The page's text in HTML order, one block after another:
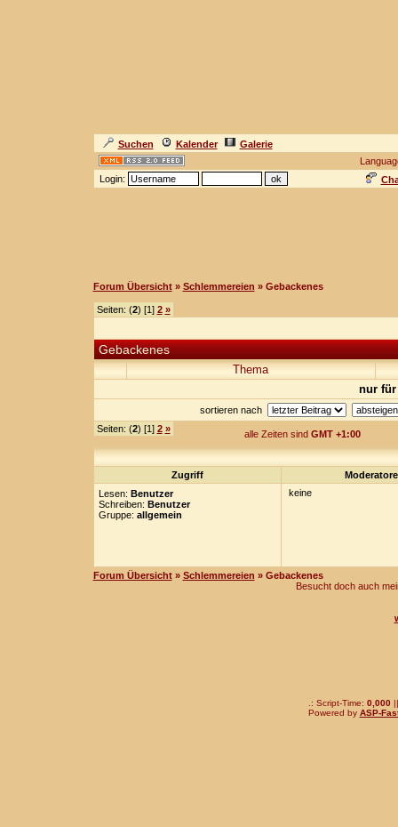
Suchen Kalender
Galerie
Login:
Forum Übersicht » Schlemmereien » Gebackenes
Seiten: (2) [1] 2 »
Gebackenes
Thema
nur für
sortieren nach
Seiten: (2) [1] 2 » alle Zeiten sind GMT +1:00
Zugriff
Lesen: Benutzer
Schreiben: Benutzer
Gruppe: allgemein
keine
Forum Übersicht » Schlemmereien » Gebackenes
Besucht doch auch
.: Script-Time: 0,000||
Powered by ASP-